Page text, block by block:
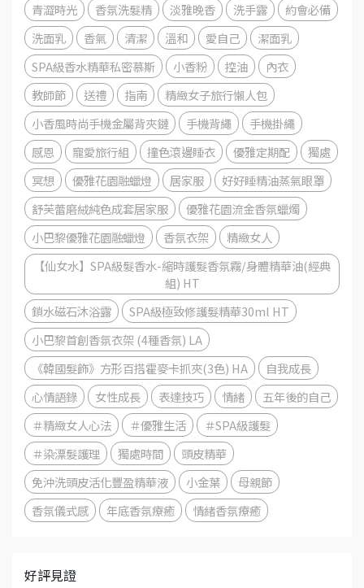
青澀時光
香氛洗髮精 淡雅晚香 洗手露
約會必備
洗面乳
香氣 清潔 溫和 愛自己
潔面乳
SPA級香水精華私密慕斯
小香粉 控油
內衣
教師節
送禮 指南
精緻女子旅行懶人包
小香風時尚手機金屬背夾鏈
手機背繩
手機掛繩
感恩
寵愛旅行組 撞色滾邊睡衣 優雅定期配
獨處
冥想
優雅花園融蠟燈 居家服
好好睡精油蒸氣眼罩
舒芙蕾磨絨純色成套居家服
優雅花園流金香氛蠟燭
小巴黎優雅花園融蠟燈
香氛衣架
精緻女人
【仙女水】SPA級髮香水-縮時護髮香氛霧/身體精華油(經典
組) HT
鎖水磁石沐浴露
SPA級極致修護髮精華30ml HT
小巴黎首創香氛衣架 (4種香氛) LA
《韓國髮飾》方形百搭霍麥卡抓夾(3色) HA
自我成長
心情語錄
女性成長 表達技巧 情緒
五年後的自己
＃精緻女人心法
＃優雅生活
＃SPA級護髮
＃染漂髮護理
獨處時間
頭皮精華
免沖洗頭皮活化豐盈精華液
小金葉
母親節
香氛儀式感
年底香氛療癒 情緒香氛療癒
好評見證